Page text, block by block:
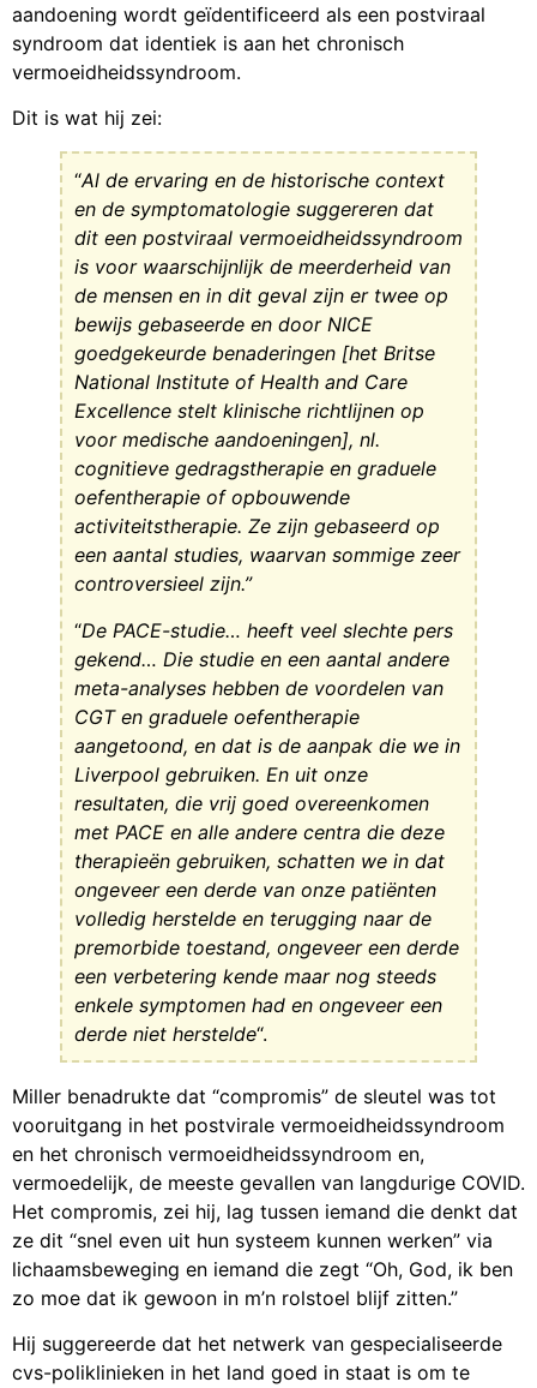
aandoening wordt geïdentificeerd als een postviraal
syndroom dat identiek is aan het chronisch
vermoeidheidssyndroom.
Dit is wat hij zei:
“Al de ervaring en de historische context
en de symptomatologie suggereren dat
dit een postviraal vermoeidheidssyndroom
is voor waarschijnlijk de meerderheid van
de mensen en in dit geval zijn er twee op
bewijs gebaseerde en door NICE
goedgekeurde benaderingen [het Britse
National Institute of Health and Care
Excellence stelt klinische richtlijnen op
voor medische aandoeningen], nl.
cognitieve gedragstherapie en graduele
oefentherapie of opbouwende
activiteitstherapie. Ze zijn gebaseerd op
een aantal studies, waarvan sommige zeer
controversieel zijn.”
“De PACE-studie… heeft veel slechte pers
gekend… Die studie en een aantal andere
meta-analyses hebben de voordelen van
CGT en graduele oefentherapie
aangetoond, en dat is de aanpak die we in
Liverpool gebruiken. En uit onze
resultaten, die vrij goed overeenkomen
met PACE en alle andere centra die deze
therapieën gebruiken, schatten we in dat
ongeveer een derde van onze patiënten
volledig herstelde en terugging naar de
premorbide toestand, ongeveer een derde
een verbetering kende maar nog steeds
enkele symptomen had en ongeveer een
derde niet herstelde“.
Miller benadrukte dat “compromis” de sleutel was tot
vooruitgang in het postvirale vermoeidheidssyndroom
en het chronisch vermoeidheidssyndroom en,
vermoedelijk, de meeste gevallen van langdurige COVID.
Het compromis, zei hij, lag tussen iemand die denkt dat
ze dit “snel even uit hun systeem kunnen werken” via
lichaamsbeweging en iemand die zegt “Oh, God, ik ben
zo moe dat ik gewoon in m’n rolstoel blijf zitten.”
Hij suggereerde dat het netwerk van gespecialiseerde
cvs-poliklinieken in het land goed in staat is om te